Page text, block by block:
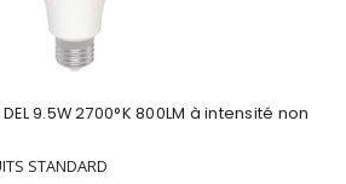
9.5W 2700°K 800LM à intensité non
STANDARD